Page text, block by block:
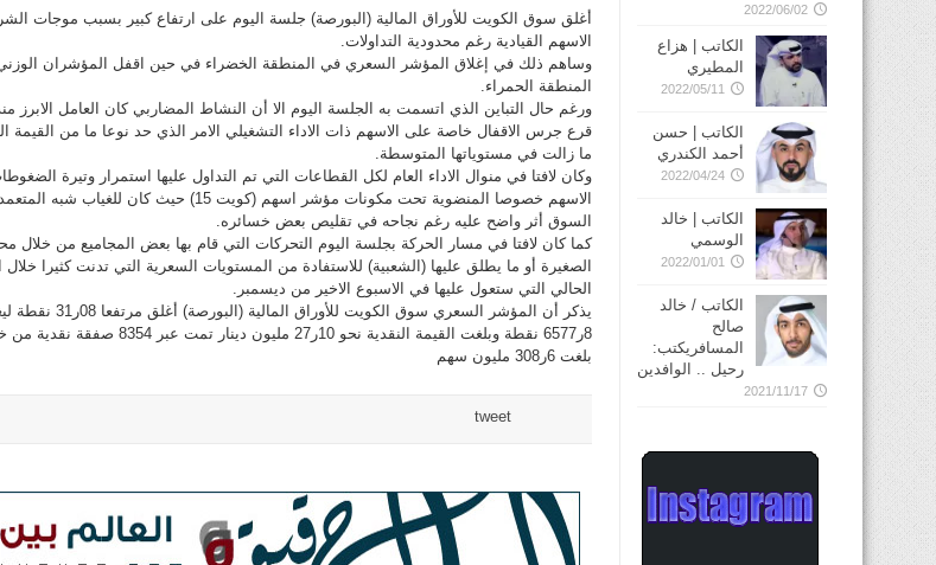
أغلق سوق الكويت للأوراق المالية (البورصة) جلسة اليوم على ارتفاع كبير بسبب موجات
الاسهم القيادية رغم محدودية التداولات.
المنطقة الحمراء.
ورغم حال التباين الذي اتسمت به الجلسة اليوم الا أن النشاط المضاربي كان العامل الابرز
قرع جرس الاقفال خاصة على الاسهم ذات الاداء التشغيلي الامر الذي حد نوعا ما من القيمة
ما زالت في مستوياتها المتوسطة.
وكان لافتا في منوال الاداء العام لكل القطاعات التي تم التداول عليها استمرار وتيرة
الاسهم خصوصا المنضوية تحت مكونات مؤشر اسهم (كويت 15)
السوق أثر واضح عليه رغم نجاحه في تقليص بعض خسائره.
كما كان لافتا في مسار الحركة بجلسة اليوم التحركات التي قام بها بعض المجاميع من خلال
الصغيرة أو ما يطلق عليها (الشعبية) للاستفادة من المستويات السعرية التي تدنت كثيرا خلال
الحالي التي ستعول عليها في الاسبوع الاخير من ديسمبر.
يذكر أن المؤشر السعري سوق
8ر6577 نقطة وبلغت القيمة النقدية نحو 10ر27
بلغت 6ر308 مليون سهم
tweet
2022/06/02
الكاتب | هزاع
المطيري
2022/05/11
الكاتب | حسن
أحمد الكندري
2022/04/24
الكاتب | خالد
الوسمي
2022/01/01
الكاتب / خالد
صالح
المسافريكتب:
رحيل .. الوافدين
2021/11/17